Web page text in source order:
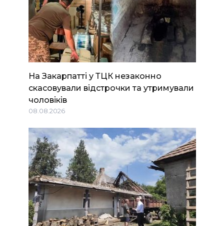
На Закарпатті у ТЦК незаконно
скасовували відстрочки та утримували
чоловіків
08.08.2026